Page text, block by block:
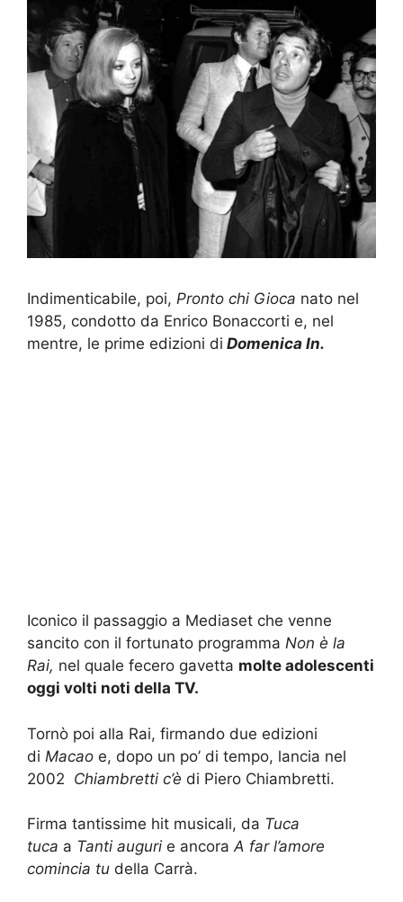
Indimenticabile, poi, Pronto chi Gioca nato nel
1985, condotto da Enrico Bonaccorti e, nel
mentre, le prime edizioni di Domenica In.
Iconico il passaggio a Mediaset che venne
sancito con il fortunato programma Non è la
Rai, nel quale fecero gavetta molte adolescenti
oggi volti noti della TV.
Tornò poi alla Rai, firmando due edizioni
di Macao e, dopo un po’ di tempo, lancia nel
2002 Chiambretti c’è di Piero Chiambretti.
Firma tantissime hit musicali, da Tuca
tuca a Tanti auguri e ancoraA far l’amore
comincia tu della Carrà.